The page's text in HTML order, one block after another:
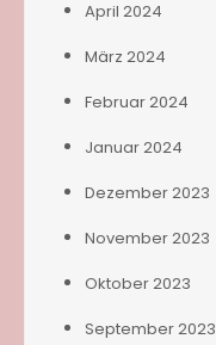
April 2024
März 2024
Februar 2024
Januar 2024
Dezember 2023
November 2023
Oktober 2023
September 2023